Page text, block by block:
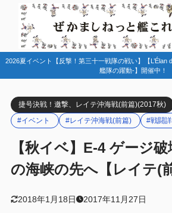
2026夏イベント【反撃！第三十一戦隊の戦い】【L’Élan
艦隊の躍動-】開催中！
捷号決戦！邀撃、レイテ沖海戦(前篇)(2017秋)
#イベント
#レイテ沖海戦(前篇) #戦闘
【秋イベ】E-4 ゲージ
の海峡の先へ【レイテ(
2018年1月18日 2017年11月27日
目次
1
2 編成例１
2.2 １ゲージ目破壊時
2.3 ２ゲージ目削り時
2.4 ２ゲージ目破壊時